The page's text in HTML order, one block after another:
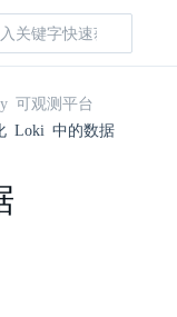
可观测平台
Loki 中的数据